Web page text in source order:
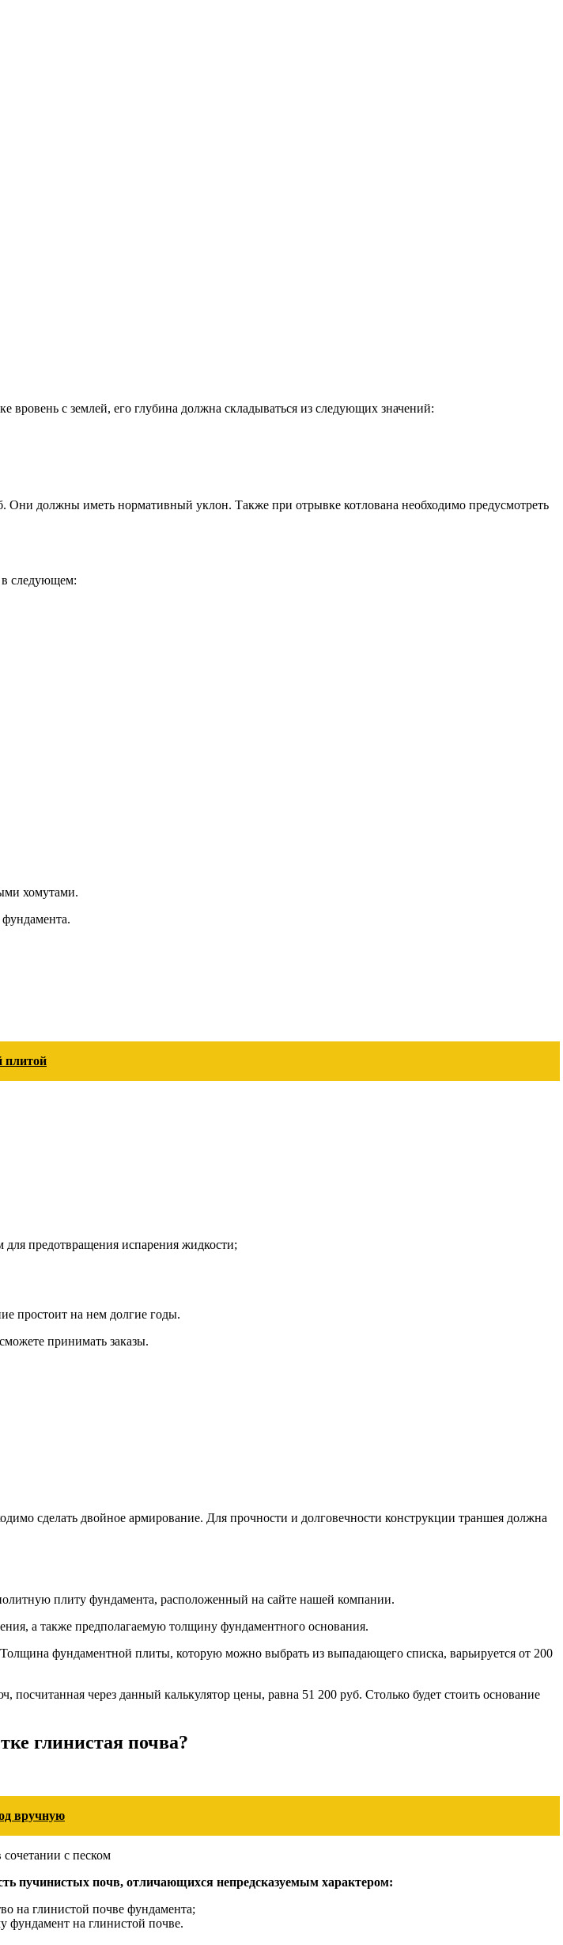
вровень с землей, его глубина должна складываться из следующих значений:
должны иметь нормативный уклон. Также при отрывке котлована необходимо предусмотреть
в следующем:
хомутами.
плитой
предотвращения испарения жидкости;
простоит на нем долгие годы.
принимать заказы.
сделать двойное армирование. Для прочности и долговечности конструкции траншея должна
плиту фундамента, расположенный на сайте нашей компании.
а также предполагаемую толщину фундаментного основания.
фундаментной плиты, которую можно выбрать из выпадающего списка, варьируется от 200
через данный калькулятор цены, равна 51 200 руб. Столько будет стоить основание
глинистая почва?
вручную
с песком
пучинистых почв, отличающихся непредсказуемым характером:
на глинистой почве фундамента;
фундамент на глинистой почве.